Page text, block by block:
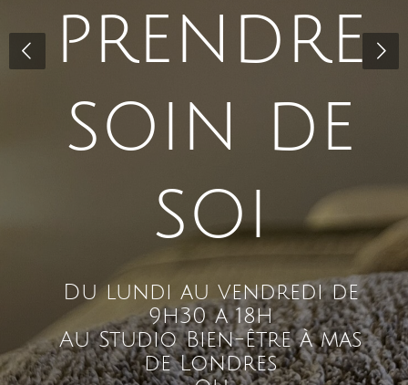
Bienvenue chez Charlotte
Achard,
Je propose des soins bien-être personnaliséspourtoutes
corps et s’offrir un moment de douceur :
, incluant les futures mamans et jeunes
spécialisation pré et post-partum grâce à mon
diplôme d’auxiliaire de puériculture et formation spécifique),
Hommes
, pour des massages relaxants ou sur-mesure
adaptés à vos besoins,
Enfants, avec des massages doux et adaptés à leur